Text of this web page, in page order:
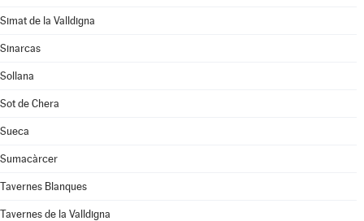
Simat de la Valldigna
Sinarcas
Sollana
Sot de Chera
Sueca
Sumacàrcer
Tavernes Blanques
Tavernes de la Valldigna